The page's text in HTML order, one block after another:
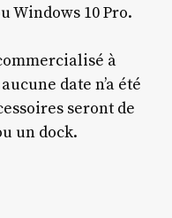
Windows 10 Pro.
à
date n’a été
seront de
un dock.